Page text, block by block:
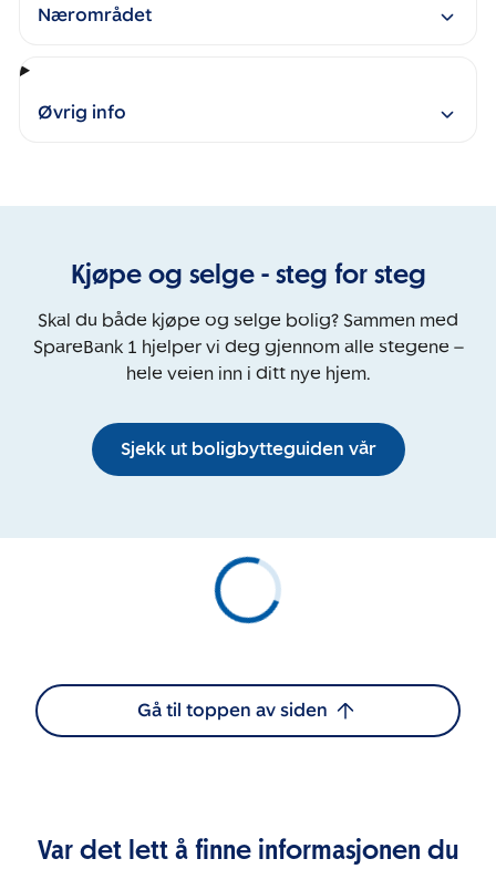
Nærområdet
Øvrig info
Kjøpe og selge - steg for steg
Skal du både kjøpe og selge bolig? Sammen med
SpareBank 1 hjelper vi deg gjennom alle stegene –
hele veien inn i ditt nye hjem.
Sjekk ut boligbytteguiden vår
Gå til toppen av siden
Var det lett å finne informasjonen du